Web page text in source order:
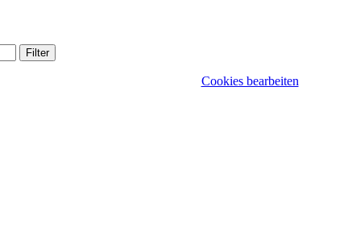
Filter
Cookies bearbeiten